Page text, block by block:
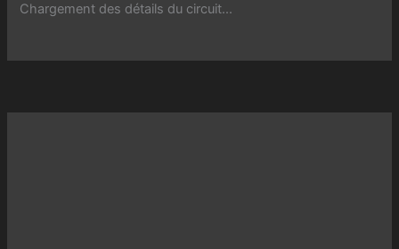
Chargement des détails du circuit...